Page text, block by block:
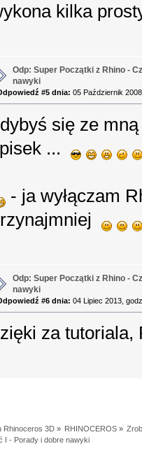
kilka
Odp: Super Początki z Rhino -
nawyki
#5 dnia: 05 Październik
się ze
...
- ja wyłączam
Odp: Super Początki z Rhino -
nawyki
#6 dnia: 04 Lipiec 2013,
za tutoriala,
Rhinoceros 3D» RHINOCEROS»
I - Porady i dobre nawyki